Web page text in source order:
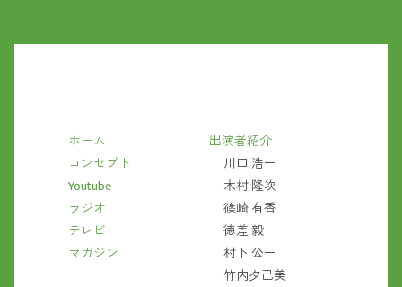
ホーム
コンセプト
Youtube
ラジオ
テレビ
マガジン
出演者紹介
川口 浩一
木村 隆次
篠崎 有香
徳差 毅
村下 公一
竹内夕己美